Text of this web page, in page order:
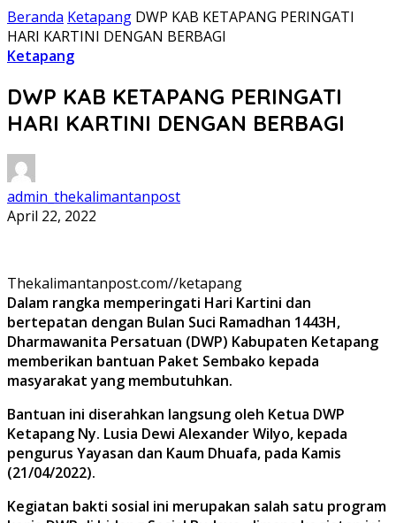
Beranda Ketapang DWP KAB KETAPANG PERINGATI
HARI KARTINI DENGAN BERBAGI
Ketapang
DWP KAB KETAPANG PERINGATI
HARI KARTINI DENGAN BERBAGI
admin_thekalimantanpost
April 22, 2022
Thekalimantanpost.com//ketapang
Dalam rangka memperingati Hari Kartini dan
bertepatan dengan Bulan Suci Ramadhan 1443H,
Dharmawanita Persatuan (DWP) Kabupaten Ketapang
memberikan bantuan Paket Sembako kepada
masyarakat yang membutuhkan.
Bantuan ini diserahkan langsung oleh Ketua DWP
Ketapang Ny. Lusia Dewi Alexander Wilyo, kepada
pengurus Yayasan dan Kaum Dhuafa, pada Kamis
(21/04/2022).
Kegiatan bakti sosial ini merupakan salah satu program